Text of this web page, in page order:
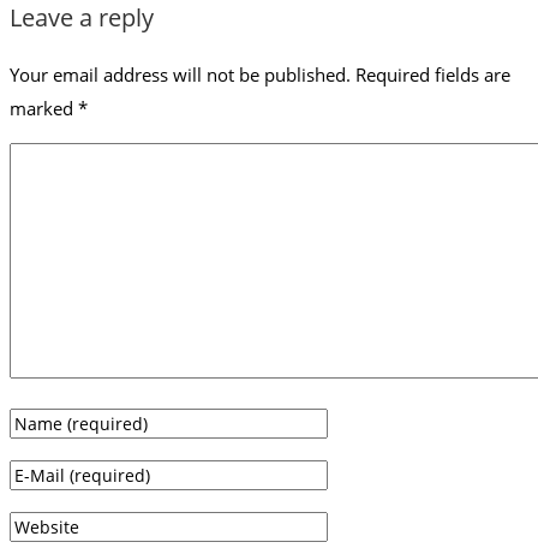
Leave a reply
Your email address will not be published. Required fields are
marked *